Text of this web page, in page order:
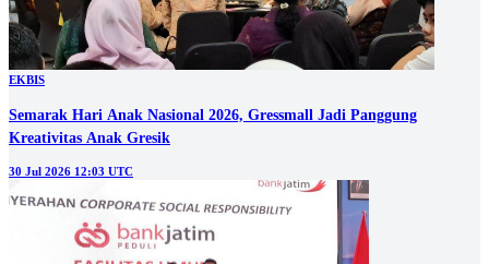
EKBIS
Semarak Hari Anak Nasional 2026, Gressmall Jadi Panggung
Kreativitas Anak Gresik
30 Jul 2026 12:03 UTC